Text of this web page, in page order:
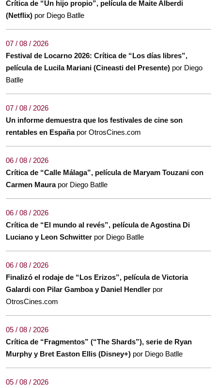
Crítica de “Un hijo propio”, película de Maite Alberdi
(Netflix) por Diego Batlle
07 / 08 / 2026
Festival de Locarno 2026: Crítica de “Los días libres”,
película de Lucila Mariani (Cineasti del Presente) por Diego
Batlle
07 / 08 / 2026
Un informe demuestra que los festivales de cine son
rentables en España por OtrosCines.com
06 / 08 / 2026
Crítica de “Calle Málaga”, película de Maryam Touzani con
Carmen Maura por Diego Batlle
06 / 08 / 2026
Crítica de “El mundo al revés”, película de Agostina Di
Luciano y Leon Schwitter por Diego Batlle
06 / 08 / 2026
Finalizó el rodaje de “Los Erizos”, película de Victoria
Galardi con Pilar Gamboa y Daniel Hendler por
OtrosCines.com
05 / 08 / 2026
Crítica de “Fragmentos” (“The Shards”), serie de Ryan
Murphy y Bret Easton Ellis (Disney+) por Diego Batlle
05 / 08 / 2026